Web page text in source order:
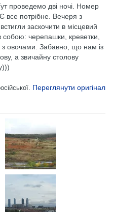
проведемо дві ночі. Номер
все потрібне. Вечеря з
заскочити в місцевий
собою: черепашки, креветки,
з овочами. Забавно, що нам із
а звичайну столову
Переглянути оригінал